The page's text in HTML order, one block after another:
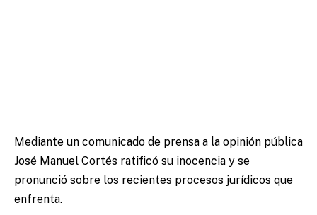
Mediante un comunicado de prensa a la opinión pública
José Manuel Cortés ratificó su inocencia y se
pronunció sobre los recientes procesos jurídicos que
enfrenta.